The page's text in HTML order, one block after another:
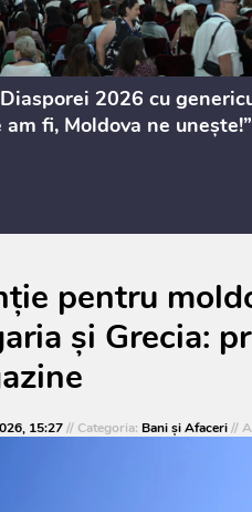
2026 cu
am fi, Moldova ne unește!”
pentru
și Grecia:
15:27// Categoria: Bani și Afaceri//